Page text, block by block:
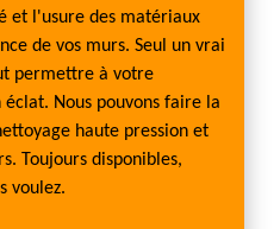
et l'usure des matériaux
de vos murs. Seul un vrai
permettre à votre
Nous pouvons faire la
haute pression et
Toujours disponibles,
voulez.